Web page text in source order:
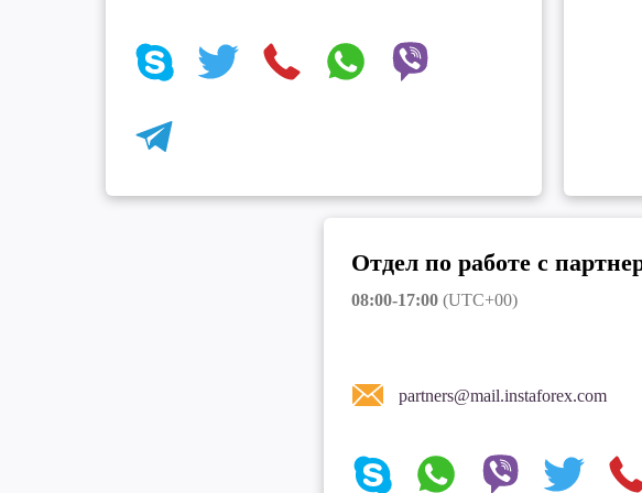
Отдел по работе с
08:00-17:00(UTC+00)
partners@mail.instaforex.com